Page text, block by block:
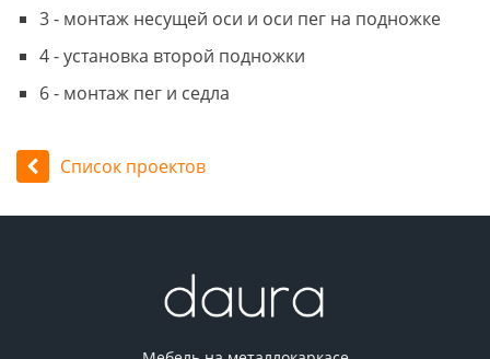
3 - монтаж несущей оси и оси пег на подножке
4 - установка второй подножки
6 - монтаж пег и седла
Список проектов